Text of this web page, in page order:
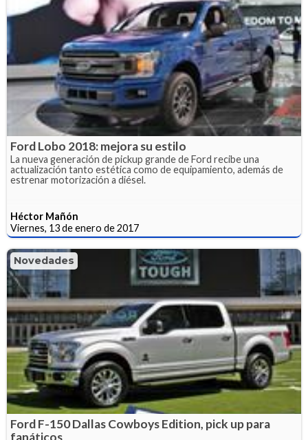
Ford Lobo 2018: mejora su estilo
La nueva generación de pickup grande de Ford recibe una
actualización tanto estética como de equipamiento, además de
estrenar motorización a diésel.
Héctor Mañón
Viernes, 13 de enero de 2017
Novedades
Ford F-150 Dallas Cowboys Edition, pick up para
fanáticos